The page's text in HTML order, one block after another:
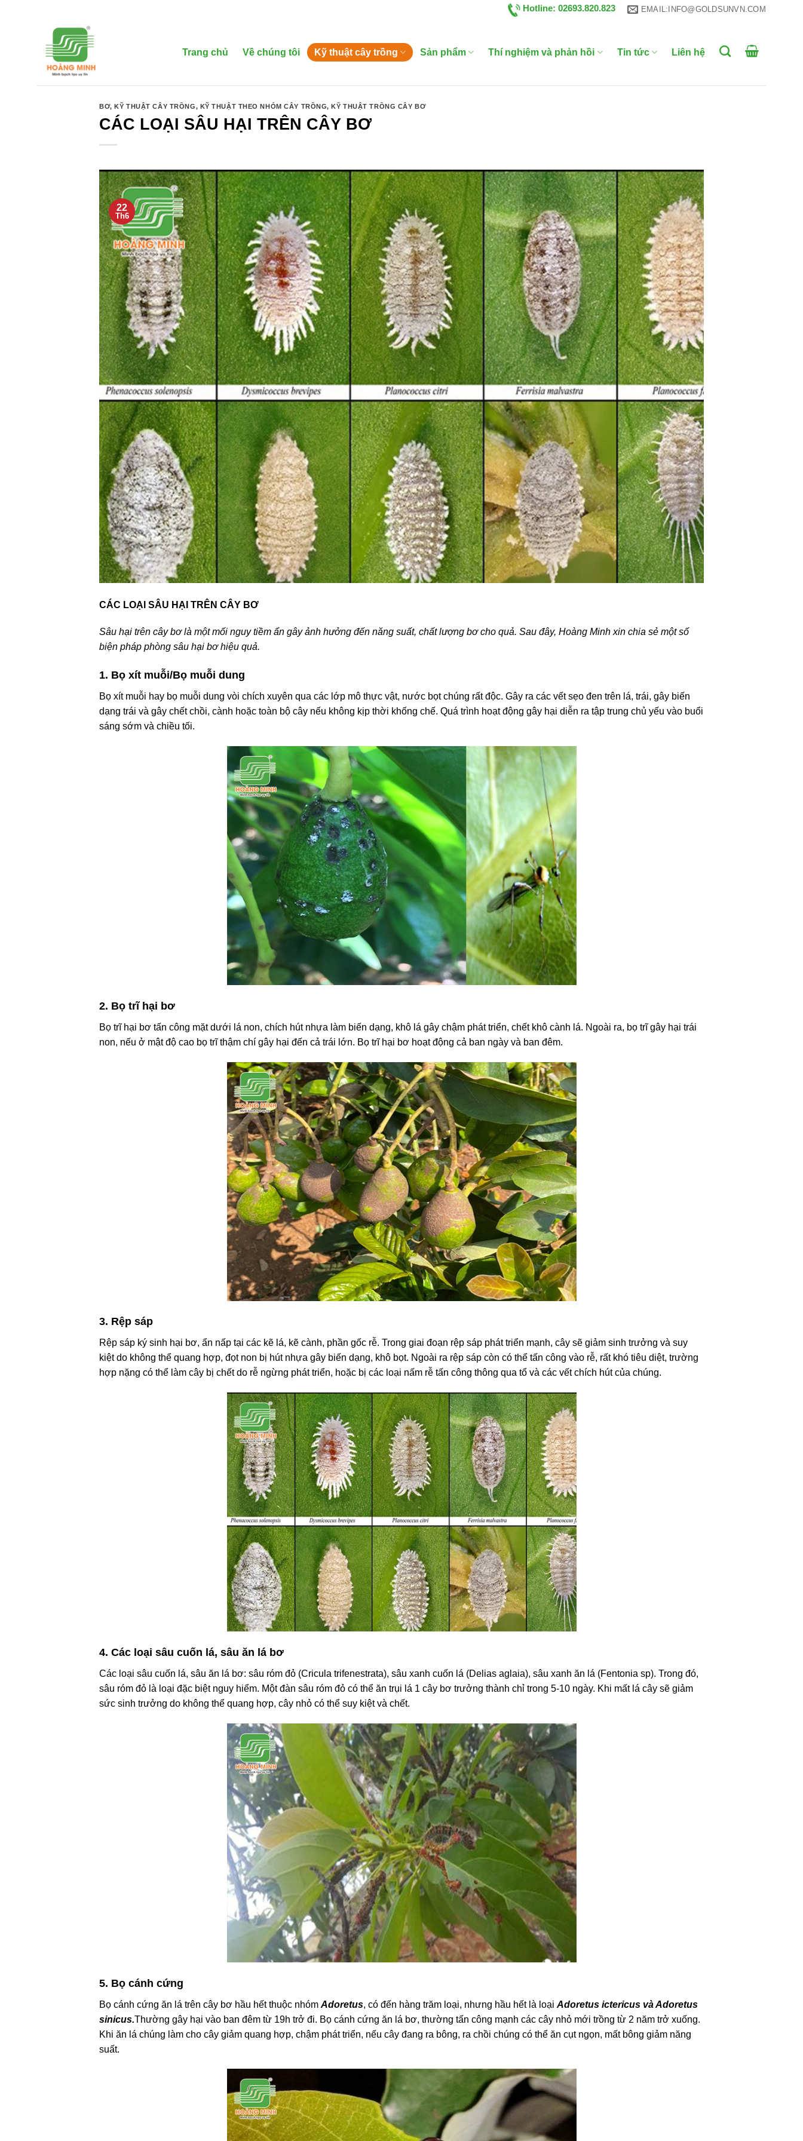
Hotline: 02693.820.823 EMAIL:INFO@GOLDSUNVN.COM
Trang chủ Về chúng tôi Kỹ thuật cây trồng Sản phẩm Thí nghiệm và phản hồi Tin tức Liên hệ
BƠ,KỸ THUẬT CÂY TRỒNG, KỸ THUẬT THEO NHÓM CÂY TRỒNG,KỸ THUẬT TRỒNG CÂY BƠ
CÁC LOẠI SÂU HẠI TRÊN CÂY BƠ
22
Th6
CÁC LOẠI SÂU HẠI TRÊN CÂY BƠ
Sâu hại trên cây bơ là một mối nguy tiềm ẩn gây ảnh hưởng đến năng suất, chất lượng bơ cho quả. Sau đây, Hoàng Minh xin chia sẻ một số
biện pháp phòng sâu hại bơ hiệu quả.
1. Bọ xít muỗi/Bọ muỗi dung
Bọ xít muỗi hay bọ muỗi dung vòi chích xuyên qua các lớp mô thực vật, nước bọt chúng rất độc. Gây ra các vết sẹo đen trên lá, trái, gây biến
dạng trái và gây chết chồi, cành hoặc toàn bộ cây nếu không kịp thời khống chế. Quá trình hoạt động gây hại diễn ra tập trung chủ yếu vào buổi
sáng sớm và chiều tối.
2. Bọ trĩ hại bơ
Bọ trĩ hại bơ tấn công mặt dưới lá non, chích hút nhựa làm biến dạng, khô lá gây chậm phát triển, chết khô cành lá. Ngoài ra, bọ trĩ gây hại trái
non, nếu ở mật độ cao bọ trĩ thậm chí gây hại đến cả trái lớn. Bọ trĩ hại bơ hoạt động cả ban ngày và ban đêm.
3. Rệp sáp
Rệp sáp ký sinh hại bơ, ẩn nấp tại các kẽ lá, kẽ cành, phần gốc rễ. Trong giai đoạn rệp sáp phát triển mạnh, cây sẽ giảm sinh trưởng và suy
kiệt do không thể quang hợp, đọt non bị hút nhựa gây biến dạng, khô bọt. Ngoài ra rệp sáp còn có thể tấn công vào rễ, rất khó tiêu diệt, trường
hợp nặng có thể làm cây bị chết do rễ ngừng phát triển, hoặc bị các loại nấm rễ tấn công thông qua tổ và các vết chích hút của chúng.
4. Các loại sâu cuốn lá, sâu ăn lá bơ
Các loại sâu cuốn lá, sâu ăn lá bơ: sâu róm đỏ (Cricula trifenestrata), sâu xanh cuốn lá (Delias aglaia), sâu xanh ăn lá (Fentonia sp). Trong đó,
sâu róm đỏ là loại đặc biệt nguy hiểm. Một đàn sâu róm đỏ có thể ăn trụi lá 1 cây bơ trưởng thành chỉ trong 5-10 ngày. Khi mất lá cây sẽ giảm
sức sinh trưởng do không thể quang hợp, cây nhỏ có thể suy kiệt và chết.
5. Bọ cánh cứng
Bọ cánh cứng ăn lá trên cây bơ hầu hết thuộc nhómAdoretus, có đến hàng trăm loại, nhưng hầu hết là loạiAdoretus ictericus và Adoretus
sinicus.Thường gây hại vào ban đêm từ 19h trở đi. Bọ cánh cứng ăn lá bơ, thường tấn công mạnh các cây nhỏ mới trồng từ 2 năm trở xuống.
Khi ăn lá chúng làm cho cây giảm quang hợp, chậm phát triển, nếu cây đang ra bông, ra chồi chúng có thể ăn cụt ngọn, mất bông giảm năng
suất.